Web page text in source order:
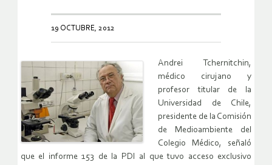
19 OCTUBRE, 2012
Andrei Tchernitchin,
médico cirujano y
profesor titular de la
Universidad de Chile,
presidente de la Comisión
de Medioambiente del
Colegio Médico, señaló
que el informe 153 de la PDI al que tuvo acceso exclusivo